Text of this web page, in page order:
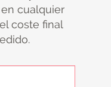
cualquier
coste final